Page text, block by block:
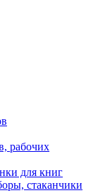
рабочих
для книг
стаканчики